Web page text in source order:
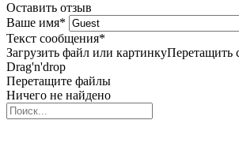
Оставить отзыв
Ваше имя*
Текст сообщения*
Загрузить файл или картинкуПеретащить
Drag'n'drop
Перетащите файлы
Ничего не найдено